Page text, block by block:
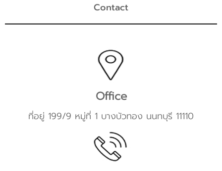
Contact
Office
ที่อยู่ 199/9 หมู่ที่ 1 บางบัวทอง นนทบุรี 11110